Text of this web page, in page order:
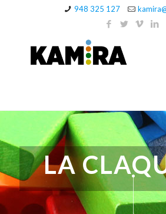
948 325 127
LA